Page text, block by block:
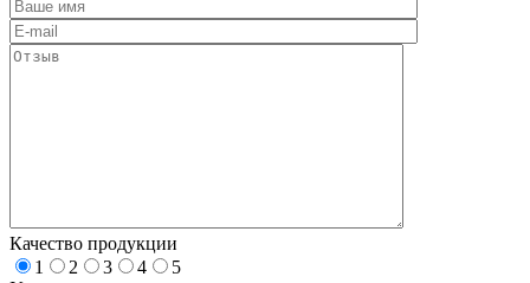
Качество продукции
1
2 3 4
5